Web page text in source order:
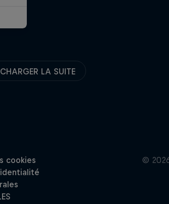
CHARGER LA SUITE